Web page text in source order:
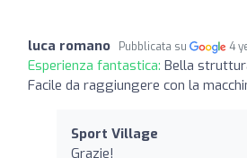
luca romano Pubblicata su 4
Esperienza fantastica: Bella
Facile da raggiungere con la
Sport Village
Grazie!